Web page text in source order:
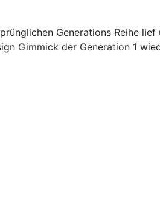
Generations Reihe
Gimmick der Generation 1